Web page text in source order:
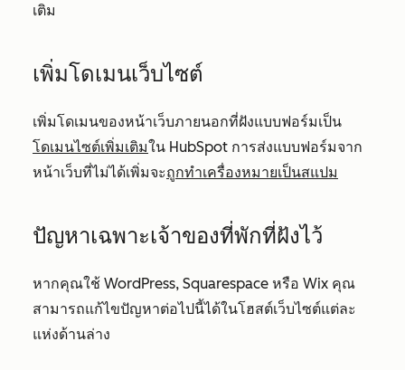
เติม
เพิ่มโดเมนเว็บไซต์
เพิ่มโดเมนของหน้าเว็บภายนอกที่ฝังแบบฟอร์มเป็น
โดเมนไซต์เพิ่มเติมใน HubSpot การส่งแบบฟอร์มจาก
หน้าเว็บที่ไม่ได้เพิ่มจะถูกทำเครื่องหมายเป็นสแปม
ปัญหาเฉพาะเจ้าของที่พักที่ฝังไว้
หากคุณใช้ WordPress, Squarespace หรือ Wix คุณ
สามารถแก้ไขปัญหาต่อไปนี้ได้ในโฮสต์เว็บไซต์แต่ละ
แห่งด้านล่าง